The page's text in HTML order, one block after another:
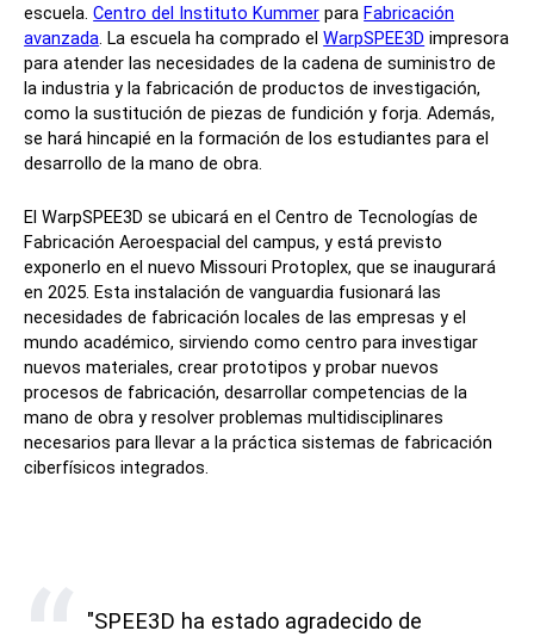
escuela.Centro del Instituto Kummer para Fabricación
avanzada. La escuela ha comprado elWarpSPEE3D impresora
para atender las necesidades de la cadena de suministro de
la industria y la fabricación de productos de investigación,
como la sustitución de piezas de fundición y forja. Además,
se hará hincapié en la formación de los estudiantes para el
desarrollo de la mano de obra.
El WarpSPEE3D se ubicará en el Centro de Tecnologías de
Fabricación Aeroespacial del campus, y está previsto
exponerlo en el nuevo Missouri Protoplex, que se inaugurará
en 2025. Esta instalación de vanguardia fusionará las
necesidades de fabricación locales de las empresas y el
mundo académico, sirviendo como centro para investigar
nuevos materiales, crear prototipos y probar nuevos
procesos de fabricación, desarrollar competencias de la
mano de obra y resolver problemas multidisciplinares
necesarios para llevar a la práctica sistemas de fabricación
ciberfísicos integrados.
"SPEE3D ha estado agradecido de